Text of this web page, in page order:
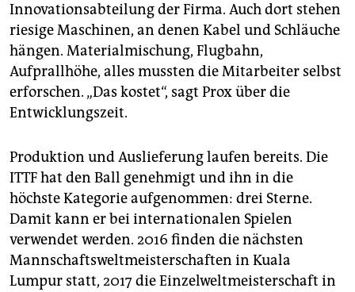
Innovationsabteilung der Firma. Auch dort stehen
riesige Maschinen, an denen Kabel und Schläuche
hängen. Materialmischung, Flugbahn,
Aufprallhöhe, alles mussten die Mitarbeiter selbst
erforschen. „Das kostet“, sagt Prox über die
Entwicklungszeit.
Produktion und Auslieferung laufen bereits. Die
ITTF hat den Ball genehmigt und ihn in die
höchste Kategorie aufgenommen: drei Sterne.
Damit kann er bei internationalen Spielen
verwendet werden. 2016 finden die nächsten
Mannschaftsweltmeisterschaften in Kuala
Lumpur statt, 2017 die Einzelweltmeisterschaft in